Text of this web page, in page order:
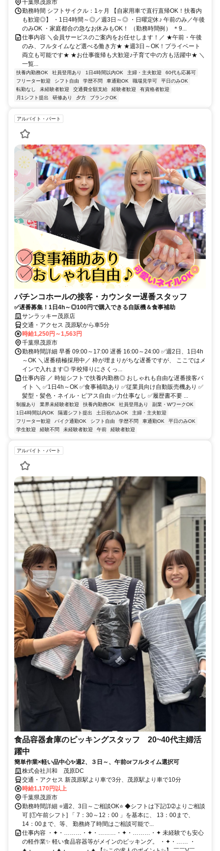
験者は即戦力/正社員登用実績もあり◎
千葉県茂原市
勤務時間 シフトサイクル：1ヶ月 【自家用車で直行直帰OK！扶養内
も歓迎◎】 ・1日4時間～◎／週3日～◎ ・日曜定休♪ 午前のみ／午後
のみOK ・家庭都合の急なお休みもOK！ （勤務時間例） ＊9...
仕事内容 ＼会員サービスのご案内をお任せします！／ ★午前・午後
のみ、フルタイムなど選べる働き方★ ★週3日～OK！プライベート
両立も可能です★ ★お仕事復帰も大歓迎♪子育て中の方も活躍中★ ＼
一覧...
扶養内勤務OK 社員登用あり 1日4時間以内OK 主婦・主夫歓迎
60代も応募可
フリーター歓迎
シフト自由 学歴不問 車通勤OK 職場見学可
平日のみOK
転勤なし
未経験者歓迎 交通費全額支給 経験者歓迎
有資格者歓迎
月1シフト提出
研修あり 夕方 ブランクOK
アルバイト・パート
パチンコホールの接客・カウンター遅番スタッフ
✅遅番募集！1日4h～◎100円で購入できる自販機＆食事補助
サンラッキー茂原店
交通・アクセス 茂原駅から車5分
時給1,250円～1,563円
千葉県茂原市
勤務時間詳細 早番 09:00～17:00 遅番 16:00～24:00 ✅週2日、1日4h
～OK ＼遅番積極採用中／ 枠が埋まりがちな遅番ですが、 ここではメ
インで入れます◎ 学校帰りにさくっ...
仕事内容 ／ 時短シフトで扶養内勤務◎ おしゃれも自由な遅番接客バ
イト ＼ ✅1日4h～OK ✅食事補助あり ✅従業員向け自動販売機あり ✅
髪型・髪色・ネイル・ピアス自由 ✅力仕事なし ✅履歴書不要 ...
制服あり 業界未経験者歓迎 扶養内勤務OK 社員登用あり
副業・WワークOK
1日4時間以内OK
隔週シフト提出 土日祝のみOK
主婦・主夫歓迎
フリーター歓迎
バイク通勤OK シフト自由 学歴不問 車通勤OK
平日のみOK
学生歓迎
経験不問 未経験者歓迎 午前 経験者歓迎
アルバイト・パート
食品容器倉庫のピッキングスタッフ 20~40代主婦活
躍中
簡単作業×軽い品中心✨週2、３日～、午前orフルタイム選択可
株式会社川和 茂原DC
交通・アクセス 新茂原駅より車で3分、茂原駅より車で10分
時給1,170円以上
千葉県茂原市
勤務時間詳細 ⭐週2、3日～ご相談OK⭐ ◆シフトは下記➀➁よりご相談
可 [①午前シフト] 「 7：30～12：00 」を基本に、 13：00まで、
14：00まで、等、 勤務終了時間はご相談可能で...
仕事内容 ・✦・………・✦・………・✦・………・✦ 未経験でも安心
の軽作業✨ 軽い食品容器等がメインのピッキング。 ・✦・…… ・